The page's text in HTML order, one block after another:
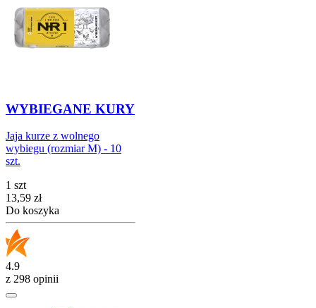
WYBIEGANE KURY
Jaja kurze z wolnego
wybiegu (rozmiar M) - 10
szt.
1 szt
Cena
13,59 zł
Do koszyka
4.9
z 298 opinii